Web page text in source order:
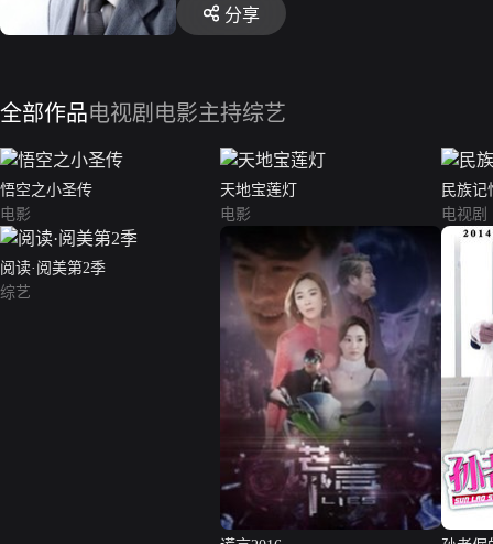
一角获得第18届中国戏剧梅花奖。2003年，
角获得第15届上海“白玉兰”国际表演艺术奖
分享
全部作品电视剧 电影主持综艺
悟空之小圣传
电影
天地宝莲灯
电影
民族记
电视剧
阅读·阅美第2季
综艺